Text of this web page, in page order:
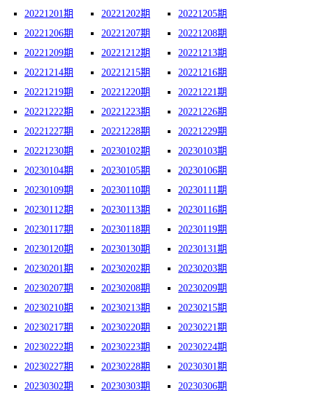
20221201期
20221202期
20221205期
20221206期
20221207期
20221208期
20221209期
20221212期
20221213期
20221214期
20221215期
20221216期
20221219期
20221220期
20221221期
20221222期
20221223期
20221226期
20221227期
20221228期
20221229期
20221230期
20230102期
20230103期
20230104期
20230105期
20230106期
20230109期
20230110期
20230111期
20230112期
20230113期
20230116期
20230117期
20230118期
20230119期
20230120期
20230130期
20230131期
20230201期
20230202期
20230203期
20230207期
20230208期
20230209期
20230210期
20230213期
20230215期
20230217期
20230220期
20230221期
20230222期
20230223期
20230224期
20230227期
20230228期
20230301期
20230302期
20230303期
20230306期